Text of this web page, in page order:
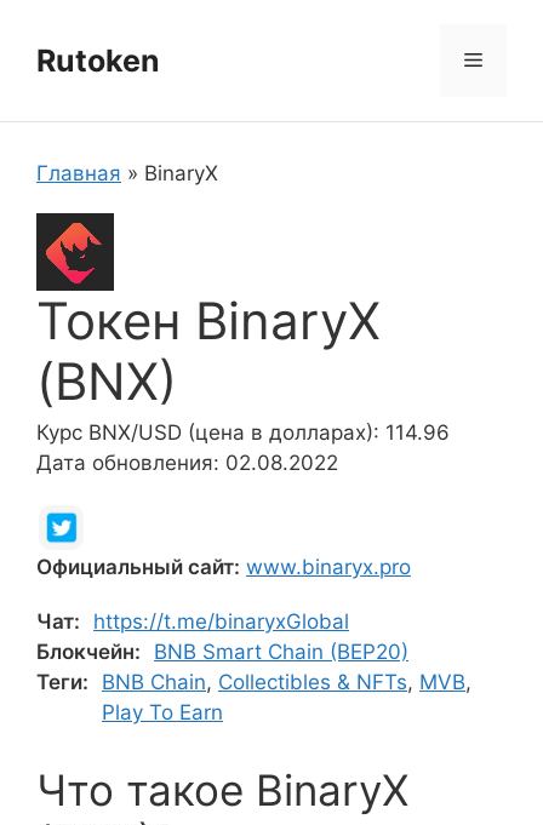
содержимому
Rutoken Меню
Главная » BinaryX
Токен BinaryX
(BNX)
Курс BNX/USD (цена в долларах): 114.96
Дата обновления: 02.08.2022
Официальный сайт: www.binaryx.pro
Чат:
https://t.me/binaryxGlobal
Блокчейн:
BNB Smart Chain (BEP20)
Теги:
BNB Chain, Collectibles & NFTs, MVB,
Play To Earn
Что такое BinaryX